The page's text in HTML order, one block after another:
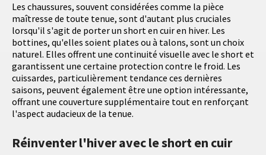
Les chaussures, souvent considérées comme la pièce
maîtresse de toute tenue, sont d'autant plus cruciales
lorsqu'il s'agit de porter un short en cuir en hiver. Les
bottines, qu'elles soient plates ou à talons, sont un choix
naturel. Elles offrent une continuité visuelle avec le short et
garantissent une certaine protection contre le froid. Les
cuissardes, particulièrement tendance ces dernières
saisons, peuvent également être une option intéressante,
offrant une couverture supplémentaire tout en renforçant
l'aspect audacieux de la tenue.
Réinventer l'hiver avec le short en cuir